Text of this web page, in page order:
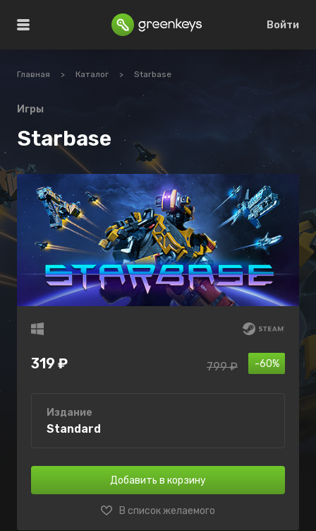
Войти
Главная > Каталог > Starbase
Игры
Starbase
319 ₽ -60%
799 ₽
Издание
Standard
Добавить в корзину
В список желаемого